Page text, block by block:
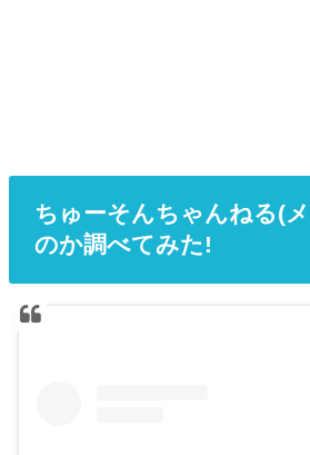
ちゅーそんちゃんねる(
のか調べてみた!